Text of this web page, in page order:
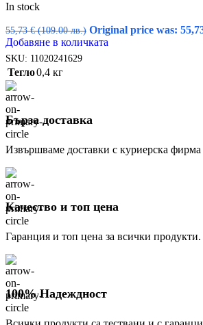
In stock
55,73€ (109.00 лв.) Original price was:
Добавяне в количката
SKU: 11020241629
Тегло0,4 кг
Бърза доставка
Извършваме доставки с куриерска
Качество и топ цена
Гаранция и топ цена за всички продукти.
100% Надеждност